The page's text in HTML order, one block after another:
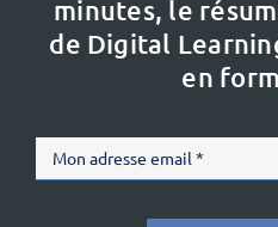
minutes, le
de Digital
en